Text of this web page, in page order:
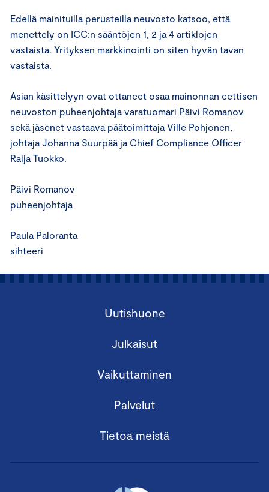
Edellä mainituilla perusteilla neuvosto katsoo, että
menettely on ICC:n sääntöjen 1, 2 ja 4 artiklojen
vastaista. Yrityksen markkinointi on siten hyvän tavan
vastaista.
Asian käsittelyyn ovat ottaneet osaa mainonnan eettisen
neuvoston puheenjohtaja varatuomari Päivi Romanov
sekä jäsenet vastaava päätoimittaja Ville Pohjonen,
johtaja Johanna Suurpää ja Chief Compliance Officer
Raija Tuokko.
Päivi Romanov
puheenjohtaja
Paula Paloranta
sihteeri
Uutishuone
Julkaisut
Vaikuttaminen
Palvelut
Tietoa meistä